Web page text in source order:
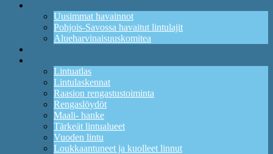
Uusimmat havainnot
Pohjois-Savossa havaitut lintulajit
Alueharvinaisuuskomitea
Lintuatlas
Lintulaskennat
Raasion rengastustoiminta
Rengaslöydöt
Maali- hanke
Tärkeät lintualueet
Vuoden lintu
Loukkaantuneet ja kuolleet linnut